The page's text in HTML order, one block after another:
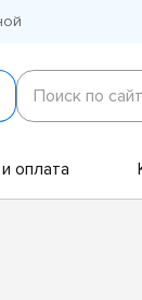
Поиск
по
сайту
Поиск по
оплата